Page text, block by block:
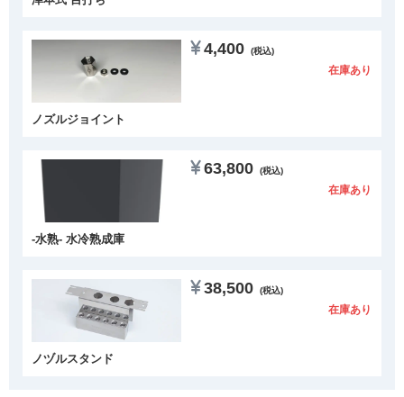
4,400 (税込)
在庫あり
ノズルジョイント
63,800 (税込)
在庫あり
-水熟- 水冷熟成庫
38,500 (税込)
在庫あり
ノヅルスタンド